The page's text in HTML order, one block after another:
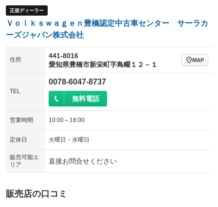
正規ディーラー
Ｖｏｌｋｓｗａｇｅｎ豊橋認定中古車センター サーラカ
ーズジャパン株式会社
住所
441-8016
愛知県豊橋市新栄町字鳥畷１２－１
MAP
TEL
0078-6047-8737
無料電話
営業時間 10:00～18:00
定休日 火曜日・水曜日
販売可能エ
リア
直接お問合せください
販売店の口コミ